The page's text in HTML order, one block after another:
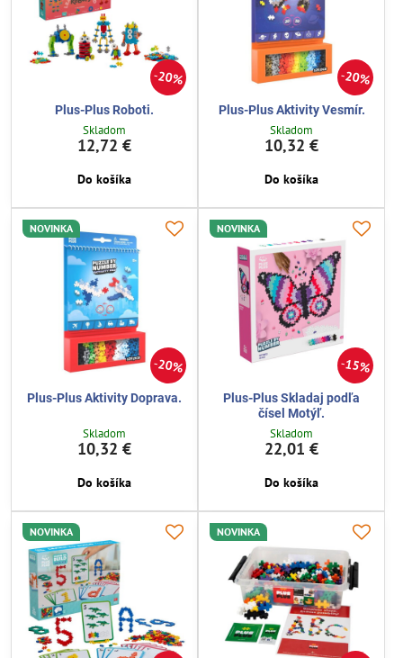
20%
Plus-Plus Roboti.
Skladom
12,72 €
Do košíka
20%
Plus-Plus Aktivity Vesmír.
Skladom
10,32 €
Do košíka
20%
NOVINKA
Plus-Plus Aktivity Doprava.
Skladom
10,32 €
Do košíka
15%
NOVINKA
Plus-Plus Skladaj podľa
čísel Motýľ.
Skladom
22,01 €
Do košíka
NOVINKA NOVINKA